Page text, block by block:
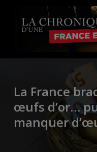
La France
œufs d’or…
manquer